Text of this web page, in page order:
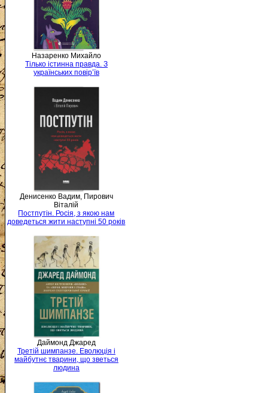
Назаренко Михайло
Тілько істинна правда. З
українських повір’їв
Денисенко Вадим, Пирович
Віталій
Постпутін. Росія, з якою нам
доведеться жити наступні 50 років
Даймонд Джаред
Третій шимпанзе. Еволюція і
майбутнє тварини, що зветься
людина